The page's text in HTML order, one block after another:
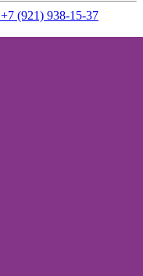
+7 (921) 938-15-37